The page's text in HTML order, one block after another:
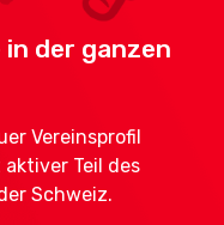
in der ganzen
Vereinsprofil
Teil des
Schweiz.